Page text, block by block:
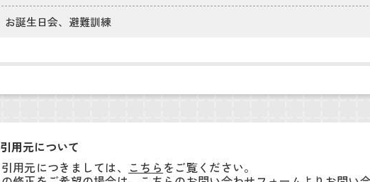
お誕生日会、避難訓練
用元について
用元につきましては、 こちら をご覧ください。